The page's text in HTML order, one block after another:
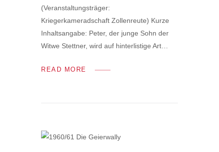
(Veranstaltungsträger:
Kriegerkameradschaft Zollenreute) Kurze
Inhaltsangabe: Peter, der junge Sohn der
Witwe Stettner, wird auf hinterlistige Art…
READ MORE